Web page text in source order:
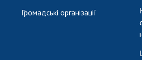
Громадські організації